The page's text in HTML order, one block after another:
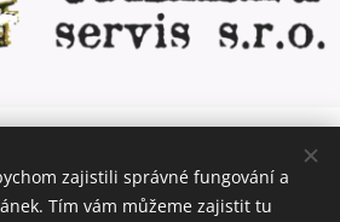
789 61, +420 583 286 426,
zajistili správné fungování a
Tím vám můžeme zajistit tu